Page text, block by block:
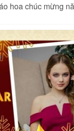
hoa chúc mừng